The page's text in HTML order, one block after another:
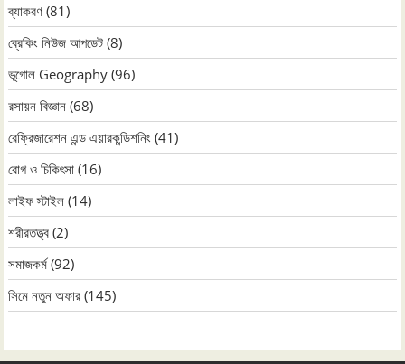
ব্যাকরণ (81)
ব্রেকিং নিউজ আপডেট (8)
ভূগোল Geography (96)
রসায়ন বিজ্ঞান (68)
রেফ্রিজারেশন এন্ড এয়ারকন্ডিশনিং (41)
রোগ ও চিকিৎসা (16)
লাইফ স্টাইল (14)
শরীরতত্ত্ব (2)
সমাজকর্ম(92)
সিমে নতুন ‍অফার (145)